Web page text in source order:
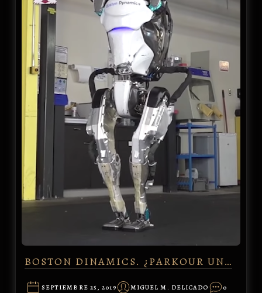
BOSTON DINAMICS. ¿PARKOUR UN…
SEPTIEMBRE 25, 2019 MIGUEL M. DELICADO 0